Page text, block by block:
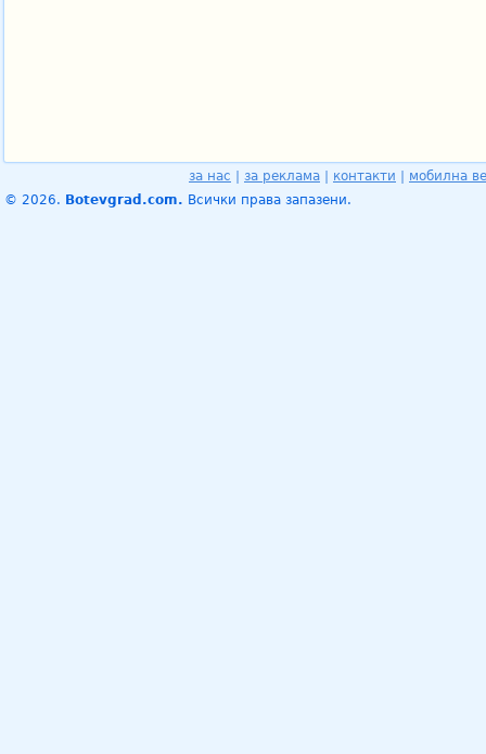
за нас за реклама контакти
мобилна
© 2026. Botevgrad.com. Всички права запазени.